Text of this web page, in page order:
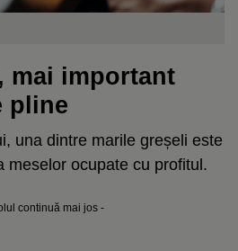
mai important
pline
una dintre marile greșeli este
meselor ocupate cu profitul.
continuă mai jos -